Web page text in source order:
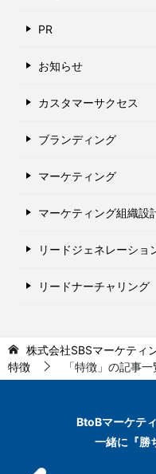
PR
お知らせ
カスタマーサクセス
ブランディング
マーケティング
マーケティング組織設
リードジェネレーショ
リードナーチャリング
株式会社SBSマーケティ
特徴
「特徴」の記事
BtoBマーケテ
一緒に『勝